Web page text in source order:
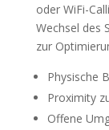
oder WiFi-
Wechsel des
zur
Physische
Proximity
Offene